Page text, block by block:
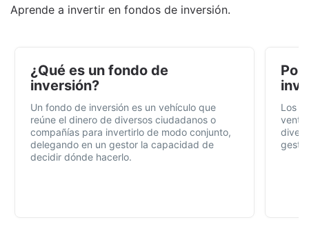
Aprende a invertir en fondos de inversión.
¿Qué es un fondo de
inversión?
Un fondo de inversión es un vehículo que
reúne el dinero de diversos ciudadanos o
compañías para invertirlo de modo conjunto,
delegando en un gestor la capacidad de
decidir dónde hacerlo.
Por
Los